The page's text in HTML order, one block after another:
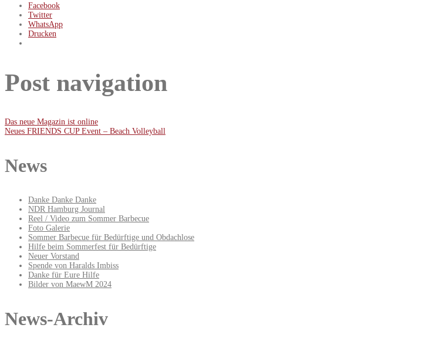
Facebook
Twitter
WhatsApp
Drucken
Post navigation
Das neue Magazin ist online
Neues FRIENDS CUP Event – Beach Volleyball
News
Danke Danke Danke
NDR Hamburg Journal
Reel / Video zum Sommer Barbecue
Foto Galerie
Sommer Barbecue für Bedürftige und Obdachlose
Hilfe beim Sommerfest für Bedürftige
Neuer Vorstand
Spende von Haralds Imbiss
Danke für Eure Hilfe
Bilder von MaewM 2024
News-Archiv